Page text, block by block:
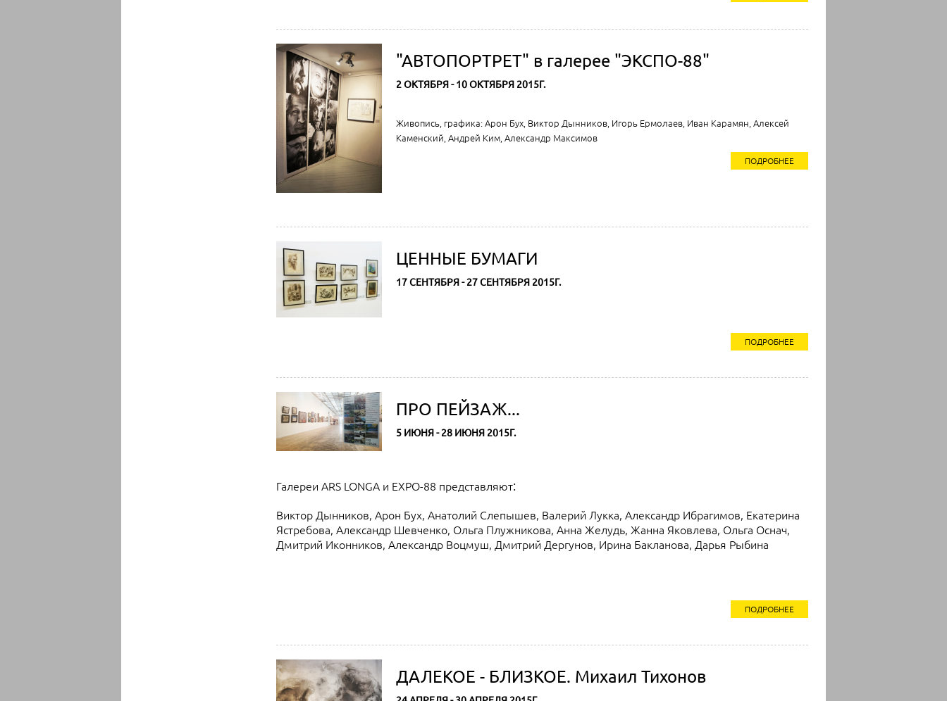
"АВТОПОРТРЕТ" в галерее "ЭКСПО-88"
2 ОКТЯБРЯ - 10 ОКТЯБРЯ 2015Г.
Живопись, графика: Арон Бух, Виктор Дынников, Игорь Ермолаев, Иван Карамян, Алексей
Каменский, Андрей Ким, Александр Максимов
ПОДРОБНЕЕ
ЦЕННЫЕ БУМАГИ
17 СЕНТЯБРЯ - 27 СЕНТЯБРЯ 2015Г.
ПОДРОБНЕЕ
ПРО ПЕЙЗАЖ...
5 ИЮНЯ - 28 ИЮНЯ 2015Г.
Галереи ARS LONGA и EXPO-88 представляют:
Виктор Дынников, Арон Бух, Анатолий Слепышев, Валерий Лукка, Александр Ибрагимов, Екатерина
Ястребова, Александр Шевченко, Ольга Плужникова, Анна Желудь, Жанна Яковлева, Ольга Оснач,
Дмитрий Иконников, Александр Воцмуш, Дмитрий Дергунов, Ирина Бакланова, Дарья Рыбина
ПОДРОБНЕЕ
ДАЛЕКОЕ - БЛИЗКОЕ. Михаил Тихонов